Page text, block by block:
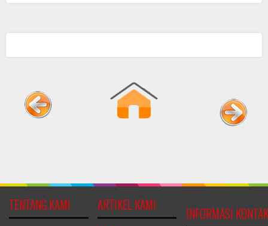
TENTANG KAMI ARTIKEL KAMI
INFORMASI KONTAK